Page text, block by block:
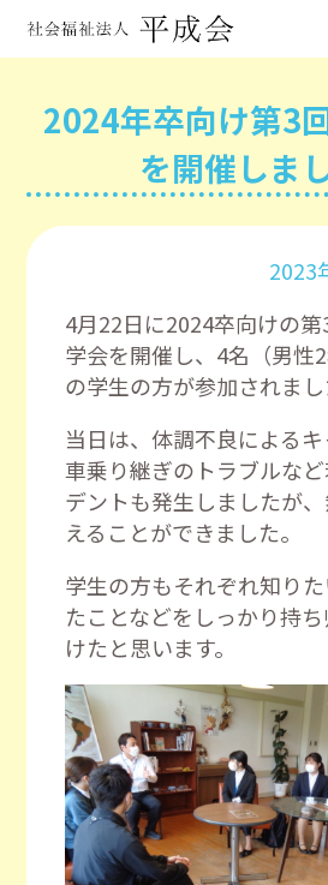
2024年卒向け第3
を開催しま
2023
4月22日に2024卒向けの
学会を開催し、 4名（男性
の学生の方が参加されまし
当日は、体調不良による
車乗り継ぎのトラブルな
デントも発生しましたが
えることができました。
学生の方もそれぞれ知り
たことなどをしっかり持
けたと思います。